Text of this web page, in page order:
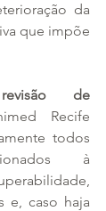
da
que impõe
de
Recife
todos
à
e, caso haja